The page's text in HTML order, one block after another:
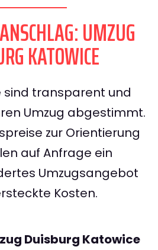
UMZUG
KATOWICE
sind transparent und
Umzug abgestimmt.
zur Orientierung
auf Anfrage ein
Umzugsangebot
Kosten.
Duisburg Katowice